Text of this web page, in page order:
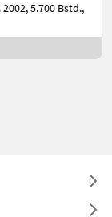
5.700 Bstd.,